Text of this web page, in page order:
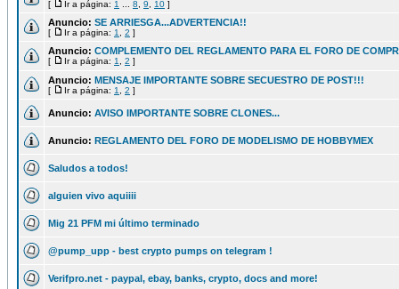
[ Ir a página: 1 8 9 10 ]
Anuncio: SE ARRIESGA...ADVERTENCIA!!
[ Ir a página: 1 2 ]
Anuncio: COMPLEMENTO DEL REGLAMENTO PARA EL FORO DE
[ Ir a página: 1 2 ]
Anuncio: MENSAJE IMPORTANTE SOBRE SECUESTRO DE POST!!!
[ Ir a página: 1 2 ]
Anuncio: AVISO IMPORTANTE SOBRE CLONES...
Anuncio: REGLAMENTO DEL FORO DE MODELISMO DE HOBBYMEX
Saludos a todos!
alguien vivo aquiiii
Mig 21 PFM mi último terminado
@pump_upp - best crypto pumps on telegram !
Verifpro.net - paypal, ebay, banks, crypto, docs and more!